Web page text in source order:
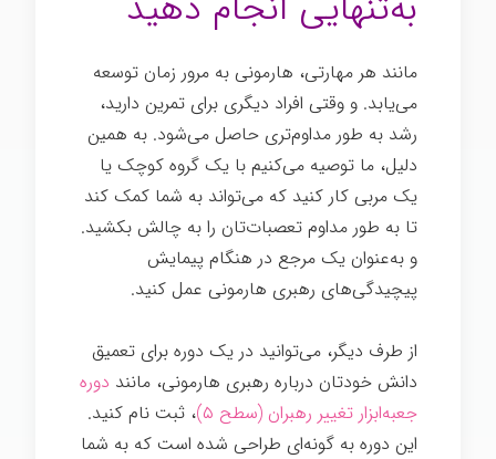
مانند هر مهارتی، هارمونی به مرور زمان توسعه
می‌یابد. و وقتی افراد دیگری برای تمرین دارید،
رشد به طور مداوم‌تری حاصل می‌شود. به همین
دلیل، ما توصیه می‌کنیم با یک گروه کوچک یا
یک مربی کار کنید که می‌تواند به شما کمک کند
تا به طور مداوم تعصبات‌تان را به چالش بکشید.
و به‌عنوان یک مرجع در هنگام پیمایش
پیچیدگی‌های رهبری هارمونی عمل کنید.
از طرف دیگر، می‌توانید در یک دوره برای تعمیق
دانش خودتان درباره رهبری هارمونی، مانند دوره
جعبه‌ابزار تغییر رهبران (سطح ۵)
، ثبت نام کنید.
این دوره به گونه‌ای طراحی شده است که به شما